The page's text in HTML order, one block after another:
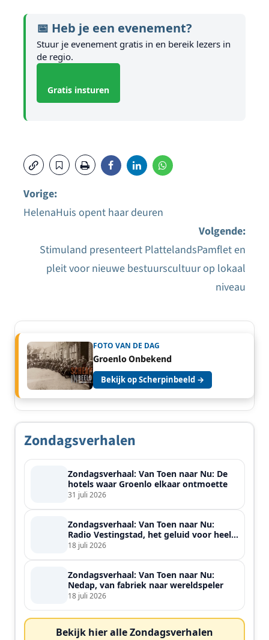
📅 Heb je een evenement?
Stuur je evenement gratis in en bereik lezers in
de regio.
Gratis insturen
navigatie
Vorige:
HelenaHuis opent haar deuren
Volgende:
Stimuland presenteert PlattelandsPamflet en
pleit voor nieuwe bestuurscultuur op lokaal
niveau
FOTO VAN DE DAG
Groenlo Onbekend
Bekijk op Scherpinbeeld →
Zondagsverhalen
Zondagsverhaal: Van Toen naar Nu: De
hotels waar Groenlo elkaar ontmoette
31 juli 2026
Zondagsverhaal: Van Toen naar Nu:
Radio Vestingstad, het geluid voor heel
de streek
18 juli 2026
Zondagsverhaal: Van Toen naar Nu:
Nedap, van fabriek naar wereldspeler
18 juli 2026
Bekijk hier alle Zondagsverhalen